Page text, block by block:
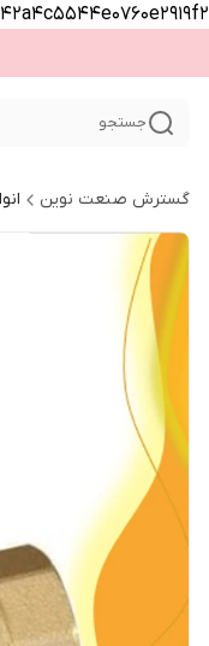
جستجو
گسترش صنعت نوین